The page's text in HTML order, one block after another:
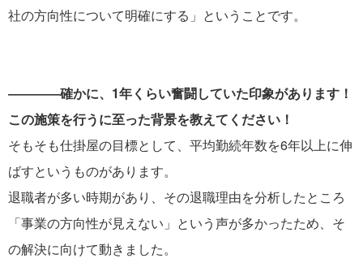
社の方向性について明確にする」ということです。
――――確かに、1年くらい奮闘していた印象があります！
この施策を行うに至った背景を教えてください！
そもそも仕掛屋の目標として、平均勤続年数を6年以上に伸
ばすというものがあります。
退職者が多い時期があり、その退職理由を分析したところ
「事業の方向性が見えない」という声が多かったため、そ
の解決に向けて動きました。